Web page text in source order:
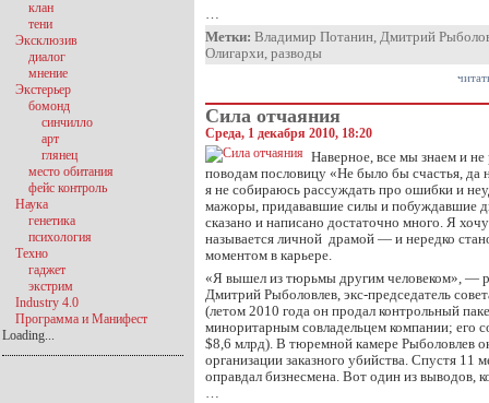
…
Метки: Владимир Потанин, Дмитрий
Олигархи, разводы
Сила отчаяния
Среда, 1 декабря 2010, 18:20
Наверное, все мы знаем и
поводам пословицу «Не было бы счастья, да
я не собираюсь рассуждать про ошибки и
мажоры, придававшие силы и побуждавшие
сказано и написано достаточно много. Я
называется личной драмой — и нередко
моментом в карьере.
«Я вышел из тюрьмы другим человеком», —
Дмитрий Рыболовлев, экс-председатель
(летом 2010 года он продал контрольный
миноритарным совладельцем компании; его
$8,6 млрд). В тюремной камере Рыболовлев
организации заказного убийства. Спустя 11
оправдал бизнесмена. Вот один из выводов,
…
клан
тени
Эксклюзив
диалог
мнение
Экстерьер
бомонд
синчилло
арт
глянец
место обитания
фейс контроль
Наука
генетика
психология
Техно
гаджет
экстрим
Industry 4.0
Программа и Манифест
Loading...